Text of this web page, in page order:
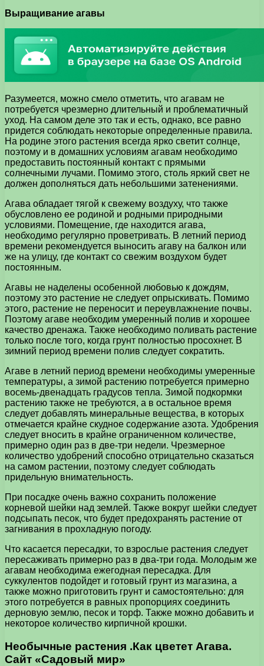
Выращивание агавы
Разумеется, можно смело отметить, что агавам не
потребуется чрезмерно длительный и проблематичный
уход. На самом деле это так и есть, однако, все равно
придется соблюдать некоторые определенные правила.
На родине этого растения всегда ярко светит солнце,
поэтому и в домашних условиям агавам необходимо
предоставить постоянный контакт с прямыми
солнечными лучами. Помимо этого, столь яркий свет не
должен дополняться дать небольшими затенениями.
Агава обладает тягой к свежему воздуху, что также
обусловлено ее родиной и родными природными
условиями. Помещение, где находится агава,
необходимо регулярно проветривать. В летний период
времени рекомендуется выносить агаву на балкон или
же на улицу, где контакт со свежим воздухом будет
постоянным.
Агавы не наделены особенной любовью к дождям,
поэтому это растение не следует опрыскивать. Помимо
этого, растение не переносит и переувлажнение почвы.
Поэтому агаве необходим умеренный полив и хорошее
качество дренажа. Также необходимо поливать растение
только после того, когда грунт полностью просохнет. В
зимний период времени полив следует сократить.
Агаве в летний период времени необходимы умеренные
температуры, а зимой растению потребуется примерно
восемь-двенадцать градусов тепла. Зимой подкормки
растению также не требуются, а в остальное время
следует добавлять минеральные вещества, в которых
отмечается крайне скудное содержание азота. Удобрения
следует вносить в крайне ограниченном количестве,
примерно один раз в две-три недели. Чрезмерное
количество удобрений способно отрицательно сказаться
на самом растении, поэтому следует соблюдать
придельную внимательность.
При посадке очень важно сохранить положение
корневой шейки над землей. Также вокруг шейки следует
подсыпать песок, что будет предохранять растение от
загнивания в прохладную погоду.
Что касается пересадки, то взрослые растения следует
пересаживать примерно раз в два-три года. Молодым же
агавам необходима ежегодная пересадка. Для
суккулентов подойдет и готовый грунт из магазина, а
также можно приготовить грунт и самостоятельно: для
этого потребуется в равных пропорциях соединить
дерновую землю, песок и торф. Также можно добавить и
некоторое количество кирпичной крошки.
Необычные растения .Как цветет Агава.
Сайт «Садовый мир»